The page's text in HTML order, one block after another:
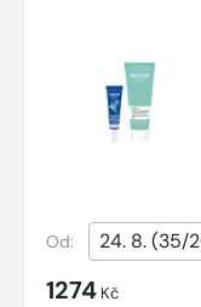
Od:
1274 Kč